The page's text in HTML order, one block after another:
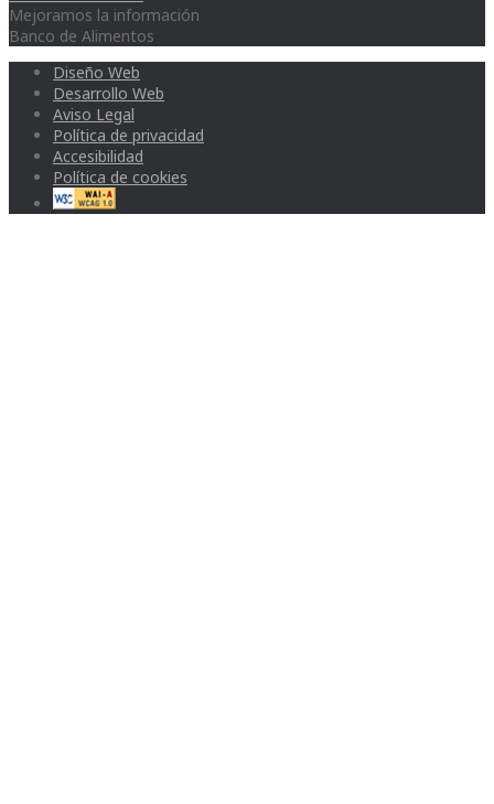
Mejoramos la información
Banco de Alimentos
Diseño Web
Desarrollo Web
Aviso Legal
Política de privacidad
Accesibilidad
Política de cookies